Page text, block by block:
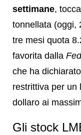
settimane,
tonnellata (oggi,
tre mesi quota
favorita dalla
che ha
restrittiva per un
dollaro ai
Gli stock